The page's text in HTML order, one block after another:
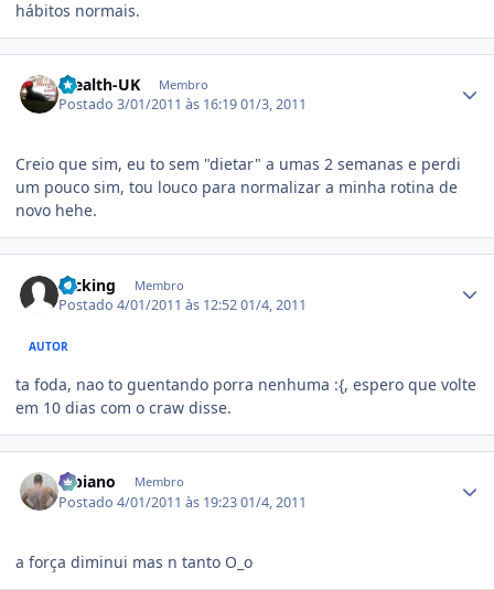
hábitos normais.
Stealth-UK Membro
Postado3/01/2011 às 16:1901/3, 2011
Creio que sim, eu to sem "dietar" a umas 2 semanas e perdi
um pouco sim, tou louco para normalizar a minha rotina de
novo hehe.
fucking Membro
Postado4/01/2011 às 12:5201/4, 2011
AUTOR
ta foda, nao to guentando porra nenhuma :{, espero que volte
em 10 dias com o craw disse.
Bibiano Membro
Postado4/01/2011 às 19:2301/4, 2011
a força diminui mas n tanto O_o